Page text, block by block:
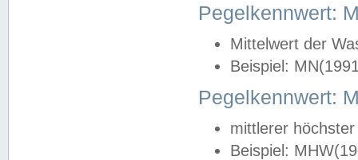
Pegelkennwert:
Mittelwert der
Beispiel:
Pegelkennwert:
mittlerer
Beispiel: